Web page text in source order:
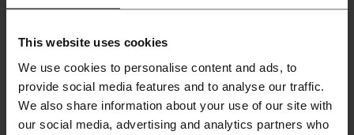
This website uses cookies
We use cookies to personalise content and ads, to
provide social media features and to analyse our traffic.
We also share information about your use of our site with
our social media, advertising and analytics partners who